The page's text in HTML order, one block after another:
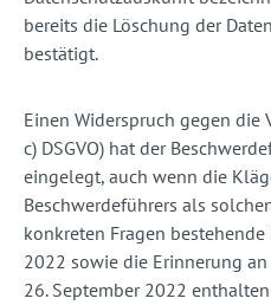
bereits die Löschung der
bestätigt.
Einen Widerspruch gegen die
c) DSGVO) hat der
eingelegt, auch wenn die
Beschwerdeführers als
konkreten Fragen
2022 sowie die Erinnerung
26. September 2022